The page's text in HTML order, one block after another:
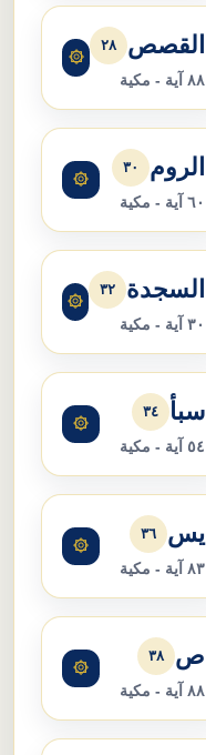
القصص ٢٨
٨٨ آية - مكية
۞
الروم ٣٠
٦٠ آية - مكية
۞
السجدة ٣٢
٣٠ آية - مكية
۞
سبأ ٣٤
٥٤ آية - مكية
۞
يس ٣٦
٨٣ آية - مكية
۞
ص ٣٨
٨٨ آية - مكية
۞